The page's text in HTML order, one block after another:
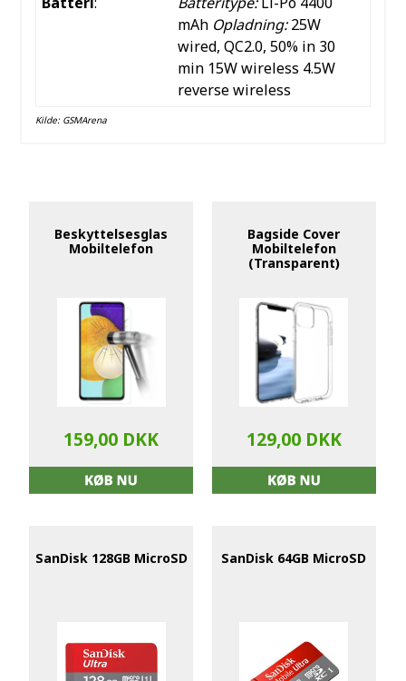
mAh Opladning:25W
wired, QC2.0, 50% in 30
min15W wireless 4.5W
reverse wireless
Kilde: GSMArena
Beskyttelsesglas
Mobiltelefon
159,00 DKK
Bagside Cover
Mobiltelefon
(Transparent)
129,00 DKK
SanDisk 128GB MicroSD SanDisk 64GB MicroSD